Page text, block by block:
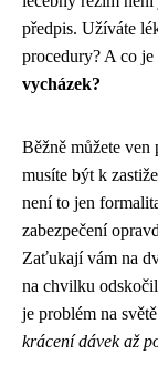
předpis. Užíváte
procedury? A co
vycházek?
Běžně můžete
musíte být k
není to jen
zabezpečení
Zaťukají vám na
na chvilku
je problém na
krácení dávek až